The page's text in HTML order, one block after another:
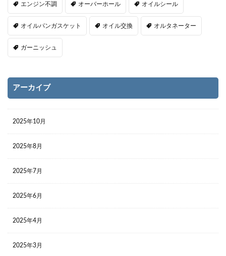
エンジン不調 オーバーホール オイルシール
オイルパンガスケット オイル交換 オルタネーター
ガーニッシュ
アーカイブ
2025年10月
2025年8月
2025年7月
2025年6月
2025年4月
2025年3月